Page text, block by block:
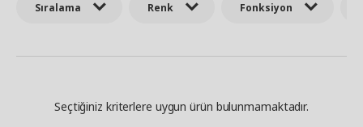
Sıralama Renk Fonksiyon
Seçtiğiniz kriterlere uygun ürün bulunmamaktadır.